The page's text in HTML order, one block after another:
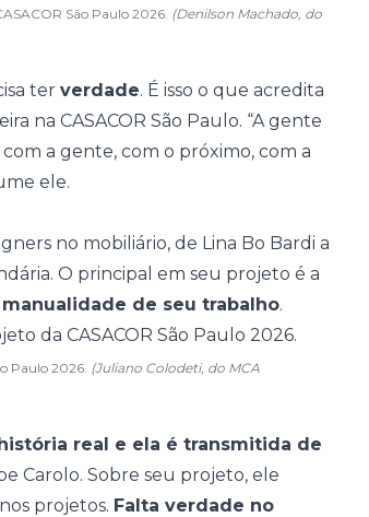
São Paulo 2026. (Denilson Machado, do
ter verdade. É isso o que acredita
na CASACOR São Paulo. “A gente
a gente, com o próximo, com a
ele.
no mobiliário, de Lina Bo Bardi a
O principal em seu projeto é a
de seu trabalho.
Paulo 2026. (Juliano Colodeti, do MCA
real e ela é transmitida de
Carolo. Sobre seu projeto, ele
projetos. Falta verdade no